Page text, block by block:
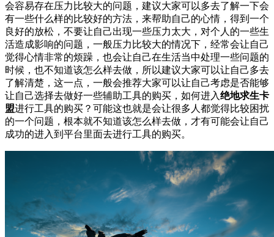
会容易存在压力比较大的问题，建议大家可以多去了解一下会
有一些什么样的比较好的方法，来帮助自己的心情，得到一个
良好的放松，不要让自己出现一些压力太大，对个人的一些生
活造成影响的问题，一般压力比较大的情况下，经常会让自己
觉得心情非常的烦躁，也会让自己在生活当中处理一些问题的
时候，也不知道该怎么样去做，所以建议大家可以让自己多去
了解清楚，这一点，一般会推荐大家可以让自己考虑是否能够
让自己选择去做好一些辅助工具的购买，如何进入绝地求生卡
盟进行工具的购买？可能这也就是会让很多人都觉得比较困扰
的一个问题，根本就不知道该怎么样去做，才有可能会让自己
成功的进入到平台里面去进行工具的购买。